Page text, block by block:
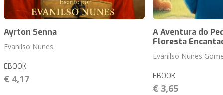
Ayrton Senna
Evanilso Nunes
EBOOK
€ 4,17
A Aventura do
Floresta
Evanilso Nunes
EBOOK
€ 3,65